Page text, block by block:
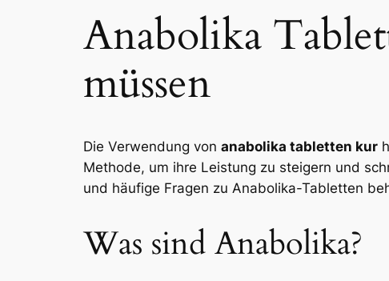
Anabolika
müssen
Die Verwendung von anabolika tabletten kur
Methode, um ihre Leistung zu steigern und
und häufige Fragen zu Anabolika-Tabletten
Was sind Anabolika?